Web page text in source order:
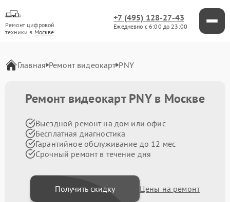
Ремонт цифровой
техники в Москве
+7 (495) 128-27-43
Ежедневно с 6:00 до 23:00
Главная Ремонт видеокарт PNY
Ремонт видеокарт PNY в Москве
Выездной ремонт на дом или офис
Бесплатная диагностика
Гарантийное обслуживание до 12 мес
Срочный ремонт в течение дня
Получить скидку Цены на ремонт